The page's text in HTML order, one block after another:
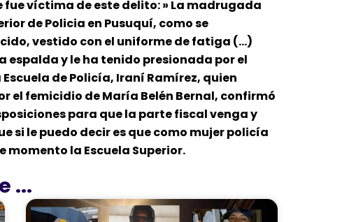
fue víctima de este delito: » La madrugada
de Policia en Pusuquí, como se
vestido con el uniforme de fatiga (…)
espalda y le ha tenido presionada por el
de Policía, Iraní Ramírez, quien
el femicidio de María Belén Bernal, confirmó
para que la parte fiscal venga y
si le puedo decir es que como mujer policía
la Escuela Superior.
...